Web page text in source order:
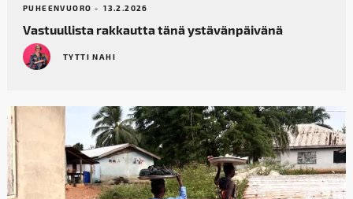
PUHEENVUORO - 13.2.2026
Vastuullista rakkautta tänä ystävänpäivänä
TYTTI NAHI